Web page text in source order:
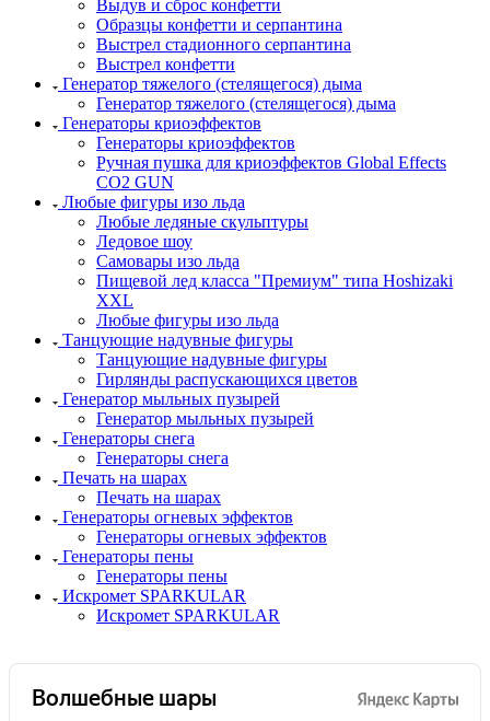
Выдув и сброс конфетти
Образцы конфетти и серпантина
Выстрел стадионного серпантина
Выстрел конфетти
Генератор тяжелого (стелящегося) дыма
Генератор тяжелого (стелящегося) дыма
Генераторы криоэффектов
Генераторы криоэффектов
Ручная пушка для криоэффектов Global Effects
CO2 GUN
Любые фигуры изо льда
Любые ледяные скульптуры
Ледовое шоу
Самовары изо льда
Пищевой лед класса "Премиум" типа Hoshizaki
XXL
Любые фигуры изо льда
Танцующие надувные фигуры
Танцующие надувные фигуры
Гирлянды распускающихся цветов
Генератор мыльных пузырей
Генератор мыльных пузырей
Генераторы снега
Генераторы снега
Печать на шарах
Печать на шарах
Генераторы огневых эффектов
Генераторы огневых эффектов
Генераторы пены
Генераторы пены
Искромет SPARKULAR
Искромет SPARKULAR